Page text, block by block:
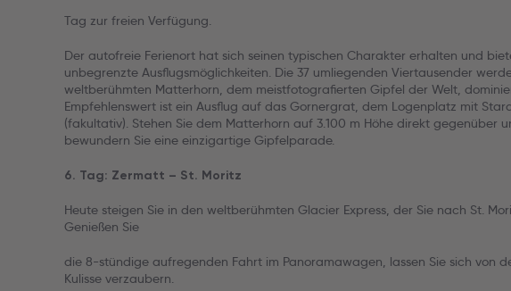
Tag zur freien Verfügung.
Der autofreie Ferienort hat sich seinen typischen Charakter erhalten und
unbegrenzte Ausflugsmöglichkeiten. Die 37 umliegenden Viertausender
weltberühmten Matterhorn, dem meistfotografierten Gipfel der Welt,
Empfehlenswert ist ein Ausflug auf das Gornergrat, dem Logenplatz mit
(fakultativ). Stehen Sie dem Matterhorn auf 3.100 m Höhe direkt gegenüber
bewundern Sie eine einzigartige Gipfelparade.
6. Tag: Zermatt – St. Moritz
Heute steigen Sie in den weltberühmten Glacier Express, der Sie nach St.
Genießen Sie
die 8-stündige aufregenden Fahrt im Panoramawagen, lassen Sie sich von
Kulisse verzaubern.